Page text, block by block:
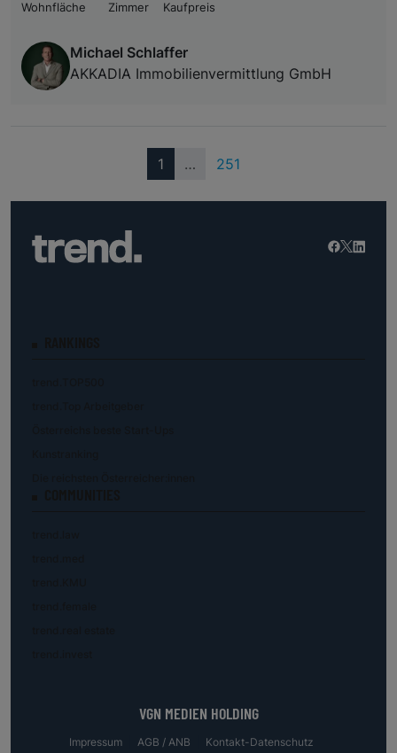
Wohnfläche
Zimmer Kaufpreis
Michael Schlaffer
AKKADIA Immobilienvermittlung GmbH
1(current)
… 251
VGN MEDIEN HOLDING
Impressum AGB / ANB
Kontakt-Datenschutz